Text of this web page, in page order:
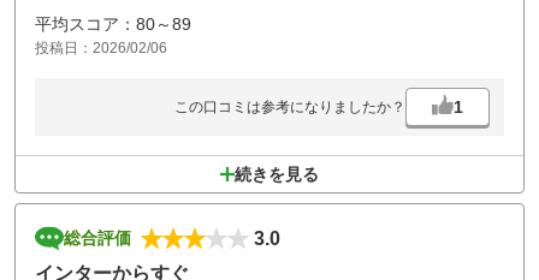
またみんなでワイワイしながら楽しくゴルフをしにお伺いしたいと思い
ます。よろしくお願いいたします。
平均スコア：80～89
投稿日：2026/02/06
この口コミは参考になりましたか？ 1
続きを見る
総合評価
3.0
インターからすぐ